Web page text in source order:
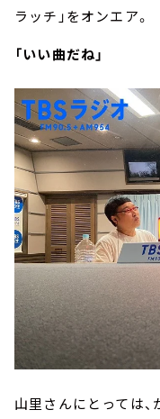
ラッチ」をオンエア。
「いい曲だね」
山里さんにとっては